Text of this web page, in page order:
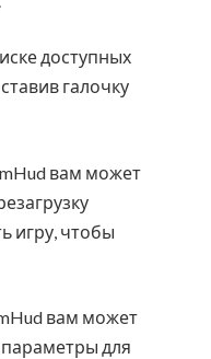
доступных
галочку
вам может
игру, чтобы
вам может
параметры для